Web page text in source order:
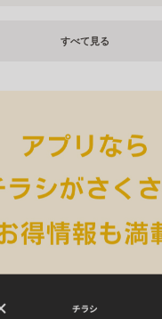
すべて見る